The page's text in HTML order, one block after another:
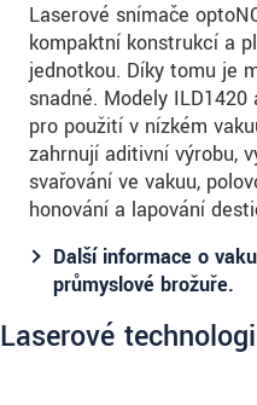
Laserové snímače
kompaktní konstrukcí a
jednotkou. Díky tomu je
snadné. Modely
pro použití v nízkém
zahrnují aditivní výrobu,
svařování ve vakuu,
honování a lapování
Další informace o
průmyslové brožuře.
Laserové